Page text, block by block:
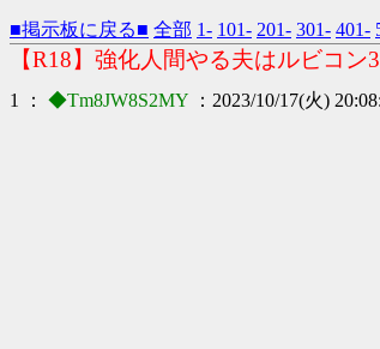
■掲示板に戻る■ 全部 1- 101- 201- 301- 401-
【R18】強化人間やる夫はルビコ
1 ： ◆Tm8JW8S2MY ：2023/10/17(火)
|
｢ミ
{ ｨ
,--t--'､ │【R18】強
|} |＿}!
'=='
, |r-､ｨ _,
' |!o/:|/:ｲ,､